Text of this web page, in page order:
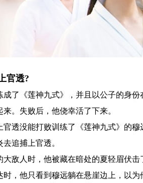
官透?
《莲神九式》，并且以公子的身份
。失败后，他侥幸活了下来。
没能打败训练了《莲神九式》的穆
追捕上官透。
人时，他被藏在暗处的夏轻眉伏击
，他只看到穆远躺在悬崖边上，以为